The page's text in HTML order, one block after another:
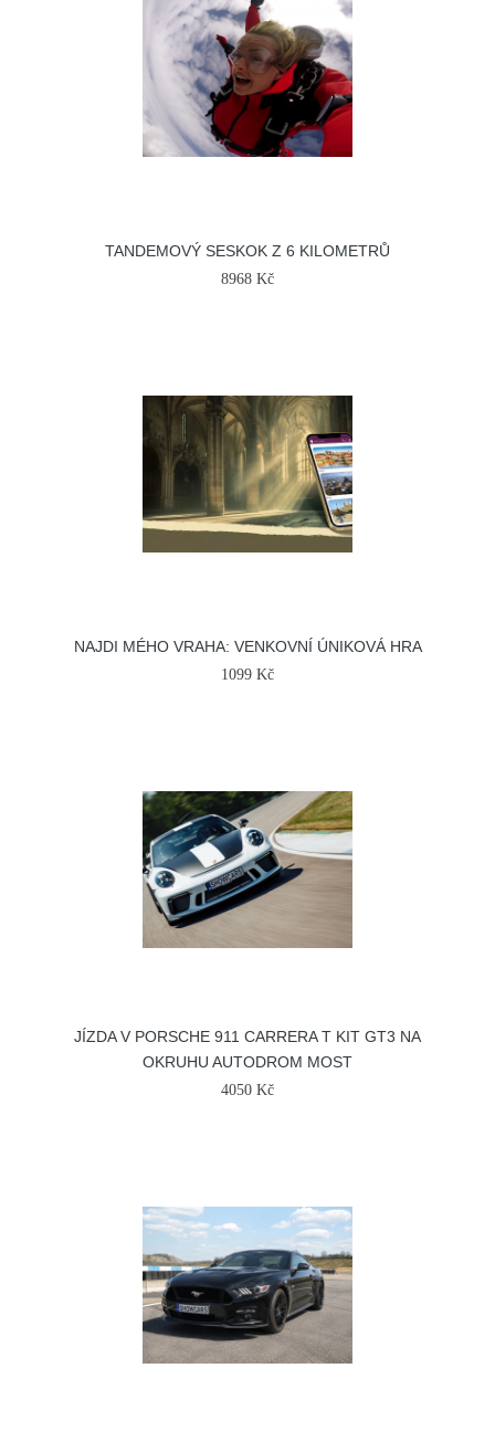
TANDEMOVÝ SESKOK Z 6 KILOMETRŮ
8968 Kč
NAJDI MÉHO VRAHA: VENKOVNÍ ÚNIKOVÁ HRA
1099 Kč
JÍZDA V PORSCHE 911 CARRERA T KIT GT3 NA
OKRUHU AUTODROM MOST
4050 Kč